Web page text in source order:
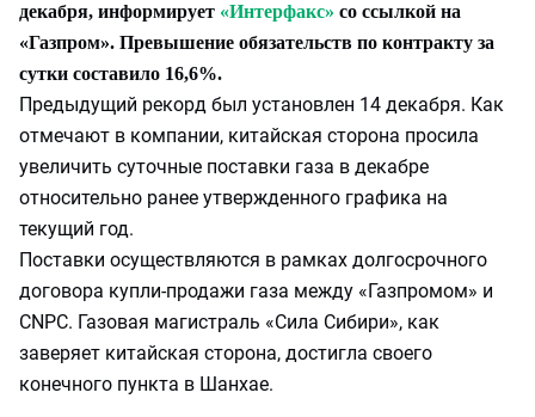
декабря, информирует «Интерфакс» со ссылкой на
«Газпром». Превышение обязательств по контракту за
сутки составило 16,6%.
Предыдущий рекорд был установлен 14 декабря. Как
отмечают в компании, китайская сторона просила
увеличить суточные поставки газа в декабре
относительно ранее утвержденного графика на
текущий год.
Поставки осуществляются в рамках долгосрочного
договора купли-продажи газа между «Газпромом» и
CNPC. Газовая магистраль «Сила Сибири», как
заверяет китайская сторона, достигла своего
конечного пункта в Шанхае.